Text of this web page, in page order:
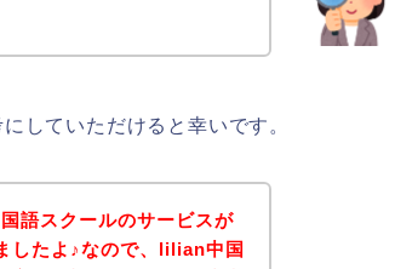
していただけると幸いです。
語スクールのサービスが
したよ♪なので、lilian中国